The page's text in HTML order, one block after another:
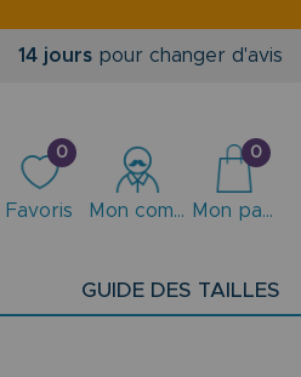
14 jours pour changer d'avis
0
Favoris Mon compte
0
Mon panier
GUIDE DES TAILLES